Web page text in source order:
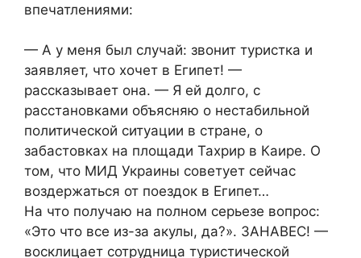
впечатлениями:
— А у меня был случай: звонит туристка и
заявляет, что хочет в Египет! —
рассказывает она. — Я ей долго, с
расстановками объясняю о нестабильной
политической ситуации в стране, о
забастовках на площади Тахрир в Каире. О
том, что МИД Украины советует сейчас
воздержаться от поездок в Египет…
На что получаю на полном серьезе вопрос:
«Это что все из-за акулы, да?». ЗАНАВЕС! —
восклицает сотрудница туристической